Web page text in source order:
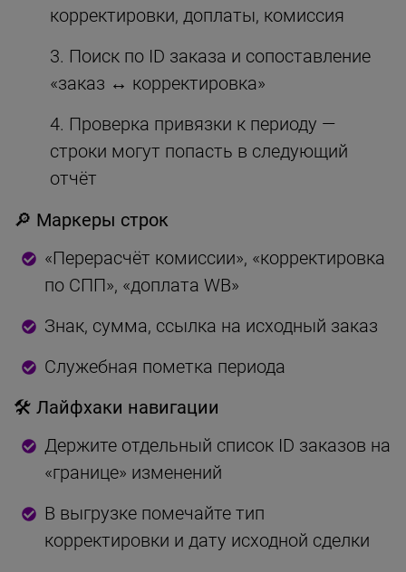
корректировки, доплаты, комиссия
Поиск по ID заказа и сопоставление
«заказ ↔ корректировка»
Проверка привязки к периоду —
строки могут попасть в следующий
отчёт
🔎 Маркеры строк
«Перерасчёт комиссии», «корректировка
по СПП», «доплата WB»
Знак, сумма, ссылка на исходный заказ
Служебная пометка периода
🛠 Лайфхаки навигации
Держите отдельный список ID заказов на
«границе» изменений
В выгрузке помечайте тип
корректировки и дату исходной сделки